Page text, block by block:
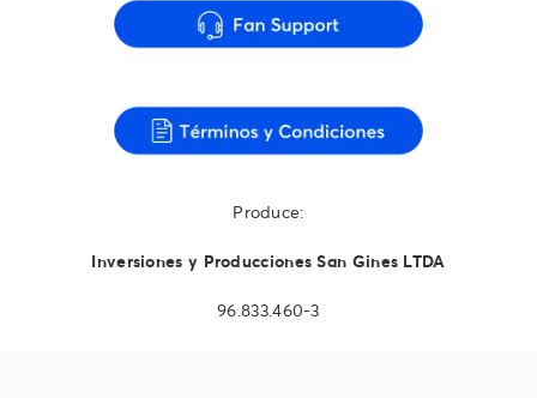
Produce:
Inversiones y Producciones San Gines LTDA
96.833.460-3